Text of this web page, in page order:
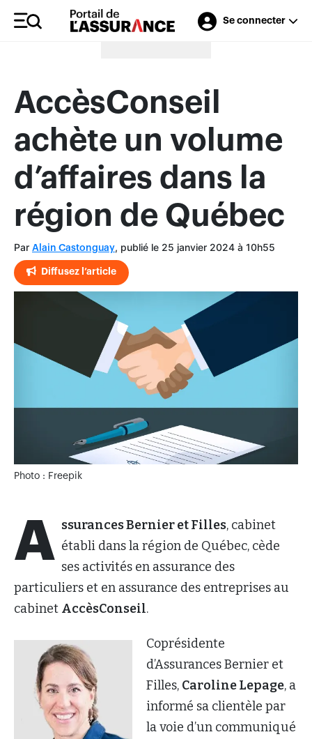
Se connecter
Merci à nos annonceurs
AccèsConseil
achète un volume
d’affaires dans la
région de Québec
Par Alain Castonguay, publié le 25 janvier 2024 à 10h55
Diffusez l’article
Photo : Freepik
A ssurances Bernier et Filles, cabinet
établi dans la région de Québec, cède
ses activités en assurance des
particuliers et en assurance des entreprises au
cabinet AccèsConseil.
Coprésidente
d’Assurances Bernier et
Filles, Caroline Lepage, a
informé sa clientèle par
la voie d’un communiqué